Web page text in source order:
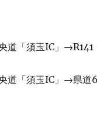
道「須玉IC」
道「須玉IC」→県道